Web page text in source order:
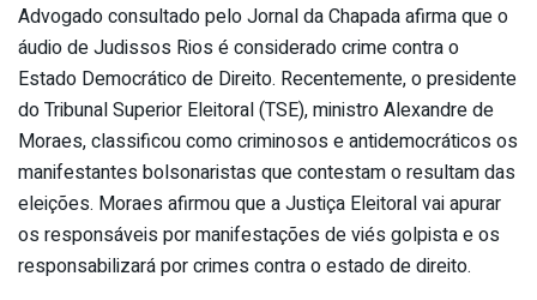
Advogado consultado pelo Jornal da Chapada afirma que o
áudio de Judissos Rios é considerado crime contra o
Estado Democrático de Direito. Recentemente, o presidente
do Tribunal Superior Eleitoral (TSE), ministro Alexandre de
Moraes, classificou como criminosos e antidemocráticos os
manifestantes bolsonaristas que contestam o resultam das
eleições. Moraes afirmou que a Justiça Eleitoral vai apurar
os responsáveis por manifestações de viés golpista e os
responsabilizará por crimes contra o estado de direito.